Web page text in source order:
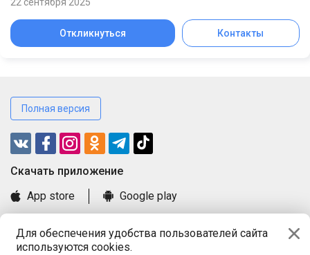
Для обеспечения удобства пользователей сайта
используются cookies.
Откликнуться Контакты
Полная версия
Cкачать приложение
App store
Google play
Книга замечаний и предложений